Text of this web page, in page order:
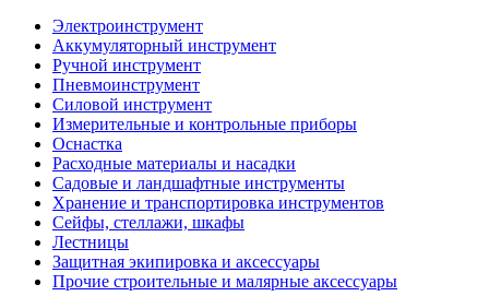
Электроинструмент
Аккумуляторный инструмент
Ручной инструмент
Пневмоинструмент
Силовой инструмент
Измерительные и контрольные приборы
Оснастка
Расходные материалы и насадки
Садовые и ландшафтные инструменты
Хранение и транспортировка инструментов
Сейфы, стеллажи, шкафы
Лестницы
Защитная экипировка и аксессуары
Прочие строительные и малярные аксессуары